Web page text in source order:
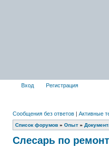
Вход Регистрация
Сообщения без ответов | Активные
Список форумов » Опыт »
Слесарь по